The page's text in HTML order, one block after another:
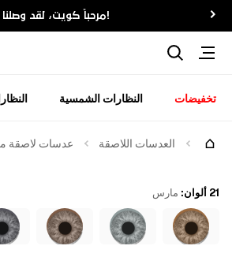
!مرحباً كويت، لقد وصلنا
تخفيضات النظارات الشمسية
العدسات اللاصقة عدسات لاصقة
21 ألوان : مارس